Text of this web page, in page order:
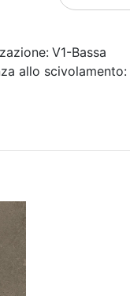
V1-Bassa
allo scivolamento: